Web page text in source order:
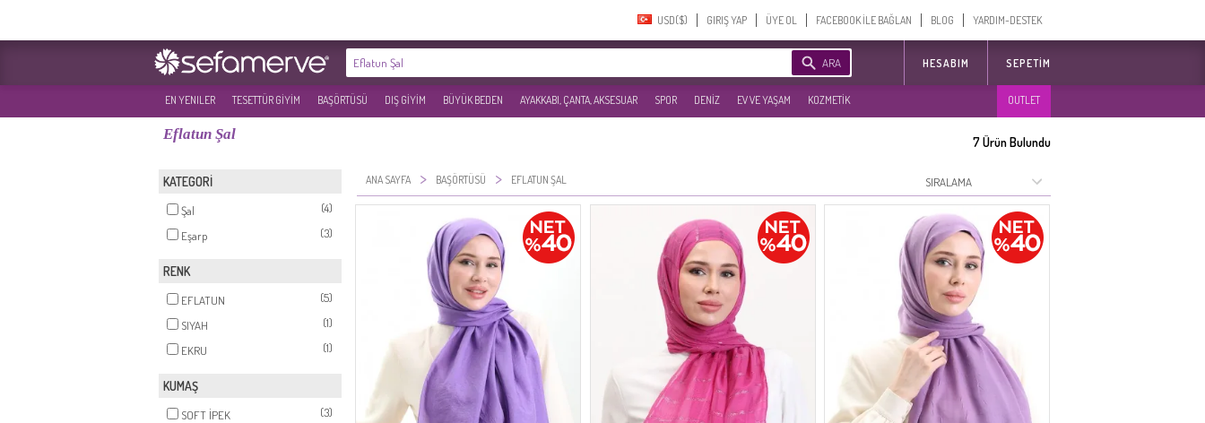
USD($)‎ GIRIŞ YAP ÜYE OL FACEBOOK İLE BAĞLAN BLOG YARDIM-DESTEK
ARA HESABIM SEPETIM
EN YENILER TESETTÜR GİYİM BAŞÖRTÜSÜ DIŞ GİYİM BÜYÜK BEDEN AYAKKABI, ÇANTA, AKSESUAR SPOR DENİZ EV VE YAŞAM KOZMETİK OUTLET
Eflatun Şal 7Ürün Bulundu
KATEGORİ
Şal
(4)
Eşarp
(3)
RENK
EFLATUN
(5)
SIYAH
(1)
EKRU
(1)
KUMAŞ
SOFT İPEK
(3)
ANA SAYFA > BAŞÖRTÜSÜ > EFLATUN ŞAL